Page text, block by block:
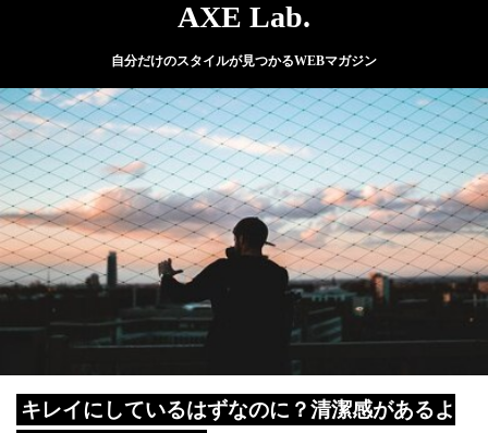
AXE Lab.
自分だけのスタイルが見つかるWEBマガジン
キレイにしているはずなのに？清潔感があるよ